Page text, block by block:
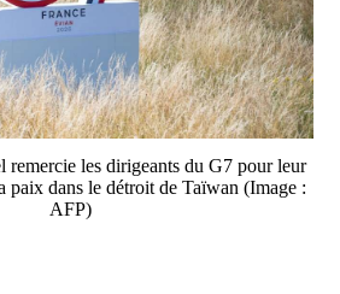
remercie les dirigeants du G7 pour leur
paix dans le détroit de Taïwan (Image :
AFP)